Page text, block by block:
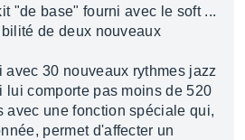
"de base" fourni avec le soft ...
de deux nouveaux
30 nouveaux rythmes jazz
lui comporte pas moins de 520
avec une fonction spéciale qui,
permet d'affecter un